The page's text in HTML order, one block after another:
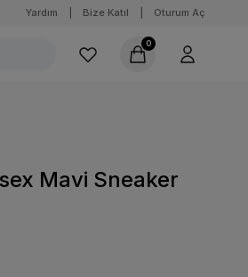
Yardım Bize Katıl Oturum Aç
0
Mavi Sneaker